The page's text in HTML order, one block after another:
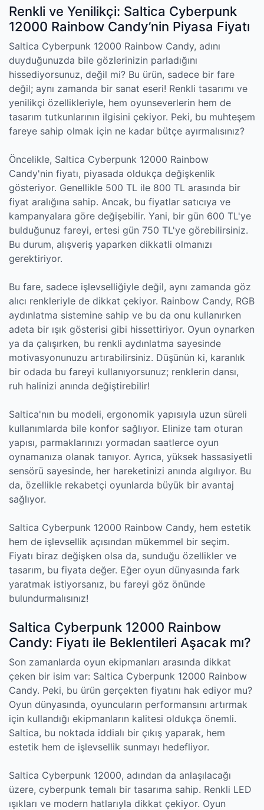
Renkli ve Yenilikçi: Saltica Cyberpunk
12000 Rainbow Candy’nin Piyasa Fiyatı
Saltica Cyberpunk 12000 Rainbow Candy, adını
duyduğunuzda bile gözlerinizin parladığını
hissediyorsunuz, değil mi? Bu ürün, sadece bir fare
değil; aynı zamanda bir sanat eseri! Renkli tasarımı ve
yenilikçi özellikleriyle, hem oyunseverlerin hem de
tasarım tutkunlarının ilgisini çekiyor. Peki, bu muhteşem
fareye sahip olmak için ne kadar bütçe ayırmalısınız?
Öncelikle, Saltica Cyberpunk 12000 Rainbow
Candy'nin fiyatı, piyasada oldukça değişkenlik
gösteriyor. Genellikle 500 TL ile 800 TL arasında bir
fiyat aralığına sahip. Ancak, bu fiyatlar satıcıya ve
kampanyalara göre değişebilir. Yani, bir gün 600 TL'ye
bulduğunuz fareyi, ertesi gün 750 TL'ye görebilirsiniz.
Bu durum, alışveriş yaparken dikkatli olmanızı
gerektiriyor.
Bu fare, sadece işlevselliğiyle değil, aynı zamanda göz
alıcı renkleriyle de dikkat çekiyor. Rainbow Candy, RGB
aydınlatma sistemine sahip ve bu da onu kullanırken
adeta bir ışık gösterisi gibi hissettiriyor. Oyun oynarken
ya da çalışırken, bu renkli aydınlatma sayesinde
motivasyonunuzu artırabilirsiniz. Düşünün ki, karanlık
bir odada bu fareyi kullanıyorsunuz; renklerin dansı,
ruh halinizi anında değiştirebilir!
Saltica'nın bu modeli, ergonomik yapısıyla uzun süreli
kullanımlarda bile konfor sağlıyor. Elinize tam oturan
yapısı, parmaklarınızı yormadan saatlerce oyun
oynamanıza olanak tanıyor. Ayrıca, yüksek hassasiyetli
sensörü sayesinde, her hareketinizi anında algılıyor. Bu
da, özellikle rekabetçi oyunlarda büyük bir avantaj
sağlıyor.
Saltica Cyberpunk 12000 Rainbow Candy, hem estetik
hem de işlevsellik açısından mükemmel bir seçim.
Fiyatı biraz değişken olsa da, sunduğu özellikler ve
tasarım, bu fiyata değer. Eğer oyun dünyasında fark
yaratmak istiyorsanız, bu fareyi göz önünde
bulundurmalısınız!
Saltica Cyberpunk 12000 Rainbow
Candy: Fiyatı ile Beklentileri Aşacak mı?
Son zamanlarda oyun ekipmanları arasında dikkat
çeken bir isim var: Saltica Cyberpunk 12000 Rainbow
Candy. Peki, bu ürün gerçekten fiyatını hak ediyor mu?
Oyun dünyasında, oyuncuların performansını artırmak
için kullandığı ekipmanların kalitesi oldukça önemli.
Saltica, bu noktada iddialı bir çıkış yaparak, hem
estetik hem de işlevsellik sunmayı hedefliyor.
Saltica Cyberpunk 12000, adından da anlaşılacağı
üzere, cyberpunk temalı bir tasarıma sahip. Renkli LED
ışıkları ve modern hatlarıyla dikkat çekiyor. Oyun